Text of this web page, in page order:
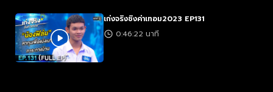
เก่งจริงชิงค่าเทอม2023 EP131
0:46:22 นาที